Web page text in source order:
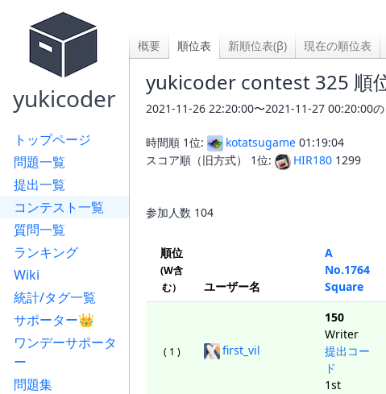
yukicoder
トップページ
問題一覧
提出一覧
コンテスト一覧
質問一覧
ランキング
Wiki
統計/タグ一覧
サポーター👑
ワンデーサポータ
ー
問題集
概要 順位表 新順位表(β) 現在の順位表
yukicoder contest 325 順
2021-11-26 22:20:00〜2021-11-27 00:20:00の
時間順 1位: kotatsugame 01:19:04
スコア順（旧方式） 1位:
HIR180 1299
参加人数 104
順位
(W含
む）
ユーザー名
A
No.1764
Square
( 1 ) first_vil
150
Writer
提出コー
ド
1st